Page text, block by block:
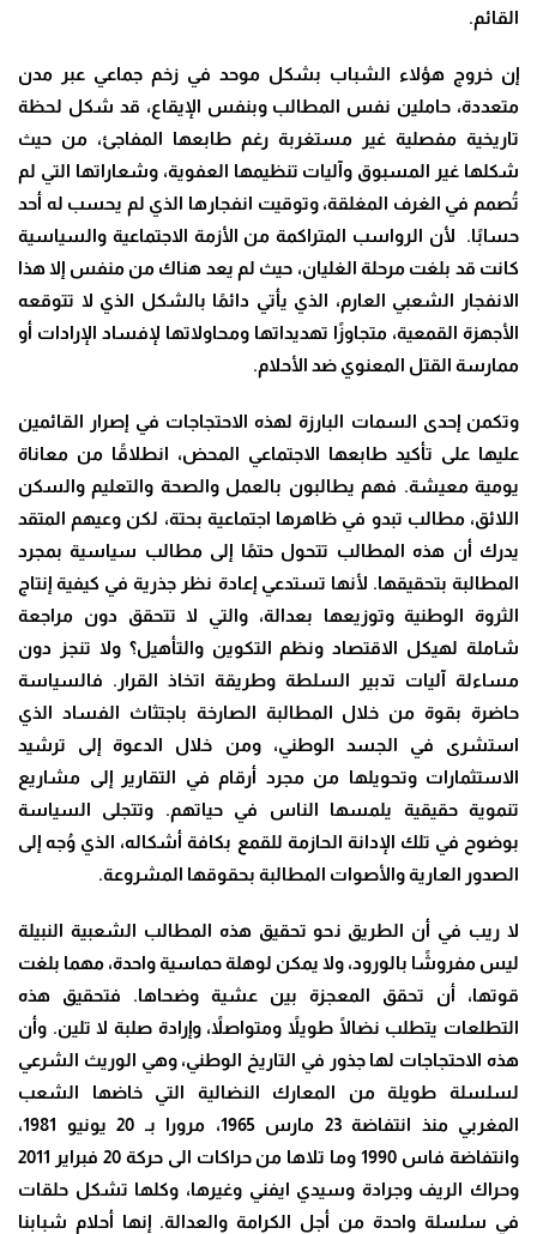
القائم.
إن خروج هؤلاء الشباب بشكل موحد في زخم جماعي عبر مدن
متعددة، حاملين نفس المطالب وبنفس الإيقاع، قد شكل لحظة
تاريخية مفصلية غير مستغربة رغم طابعها المفاجئ، من حيث
شكلها غير المسبوق وآليات تنظيمها العفوية، وشعاراتها التي لم
تُصمم في الغرف المغلقة، وتوقيت انفجارها الذي لم يحسب له أحد
حسابًا. لأن الرواسب المتراكمة من الأزمة الاجتماعية والسياسية
كانت قد بلغت مرحلة الغليان، حيث لم يعد هناك من منفس إلا هذا
الانفجار الشعبي العارم، الذي يأتي دائمًا بالشكل الذي لا تتوقعه
الأجهزة القمعية، متجاوزًا تهديداتها ومحاولاتها لإفساد الإرادات أو
ممارسة القتل المعنوي ضد الأحلام.
وتكمن إحدى السمات البارزة لهذه الاحتجاجات في إصرار القائمين
عليها على تأكيد طابعها الاجتماعي المحض، انطلاقًا من معاناة
يومية معيشة. فهم يطالبون بالعمل والصحة والتعليم والسكن
اللائق، مطالب تبدو في ظاهرها اجتماعية بحتة، لكن وعيهم المتقد
يدرك أن هذه المطالب تتحول حتمًا إلى مطالب سياسية بمجرد
المطالبة بتحقيقها. لأنها تستدعي إعادة نظر جذرية في كيفية إنتاج
الثروة الوطنية وتوزيعها بعدالة، والتي لا تتحقق دون مراجعة
شاملة لهيكل الاقتصاد ونظم التكوين والتأهيل؟ ولا تنجز دون
مساءلة آليات تدبير السلطة وطريقة اتخاذ القرار. فالسياسة
حاضرة بقوة من خلال المطالبة الصارخة باجتثاث الفساد الذي
استشرى في الجسد الوطني، ومن خلال الدعوة إلى ترشيد
الاستثمارات وتحويلها من مجرد أرقام في التقارير إلى مشاريع
تنموية حقيقية يلمسها الناس في حياتهم. وتتجلى السياسة
بوضوح في تلك الإدانة الحازمة للقمع بكافة أشكاله، الذي وُجه إلى
الصدور العارية والأصوات المطالبة بحقوقها المشروعة.
لا ريب في أن الطريق نحو تحقيق هذه المطالب الشعبية النبيلة
ليس مفروشًا بالورود، ولا يمكن لوهلة حماسية واحدة، مهما بلغت
قوتها، أن تحقق المعجزة بين عشية وضحاها. فتحقيق هذه
التطلعات يتطلب نضالًا طويلاً ومتواصلاً، وإرادة صلبة لا تلين. وأن
هذه الاحتجاجات لها جذور في التاريخ الوطني، وهي الوريث الشرعي
لسلسلة طويلة من المعارك النضالية التي خاضها الشعب
المغربي منذ انتفاضة 23 مارس 1965، مرورا بـ 20 يونيو 1981،
وانتفاضة فاس 1990 وما تلاها من حراكات الى حركة 20 فبراير 2011
وحراك الريف وجرادة وسيدي ايفني وغيرها، وكلها تشكل حلقات
في سلسلة واحدة من أجل الكرامة والعدالة. إنها أحلام شبابنا